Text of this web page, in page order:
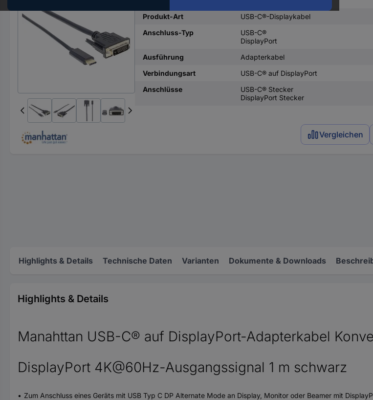
Teile-
Produkt-Art
USB-C®-Displaykabel
Anschluss-Typ
USB-C®
DisplayPort
Ausführung
Adapterkabel
Verbindungsart
USB-C® auf DisplayPort
Anschlüsse
USB-C® Stecker
DisplayPort Stecker
Vergleichen
Highlights & Details Technische Daten Varianten Dokumente & Downloads
Highlights & Details
Manahttan USB-C® auf DisplayPort-Adapterkabel
DisplayPort 4K@60Hz-Ausgangssignal 1 m schwarz
Zum Anschluss eines Geräts mit USB Typ C DP Alternate Mode an Display, Monitor oder Beamer mit